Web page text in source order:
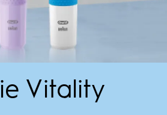
Vitality